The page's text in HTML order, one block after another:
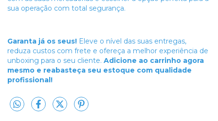
sua operação com total segurança.
Garanta já os seus! Eleve o nível das suas entregas,
reduza custos com frete e ofereça a melhor experiência de
unboxing para o seu cliente. Adicione ao carrinho agora
mesmo e reabasteça seu estoque com qualidade
profissional!